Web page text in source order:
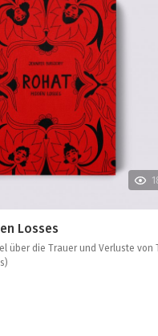
Losses
über die Trauer und Verluste von